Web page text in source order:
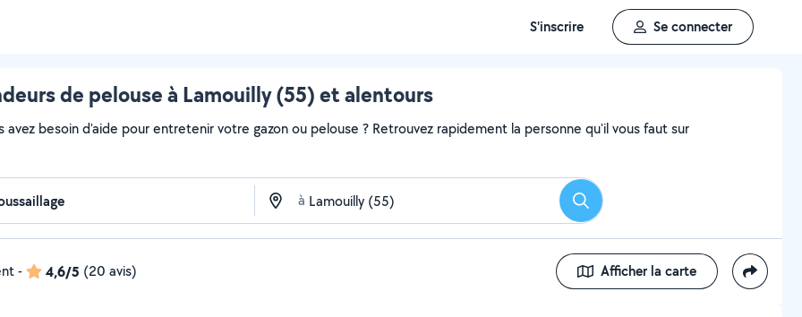
S'inscrire Se connecter
de pelouse à Lamouilly (55) et alentours
besoin d'aide pour entretenir votre gazon ou pelouse ? Retrouvez rapidement la personne qu'il vous faut sur
à Rechercher
- 4,6/5 (20 avis) Afficher la carte